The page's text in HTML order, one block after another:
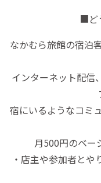
■ど
なかむら旅館の宿泊
インターネット配信
宿にいるようなコミ
月500円のベー
・店主や参加者と